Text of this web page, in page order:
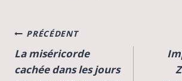
Navigation
de
PRÉCÉDENT
La miséricorde
cachée dans les jours